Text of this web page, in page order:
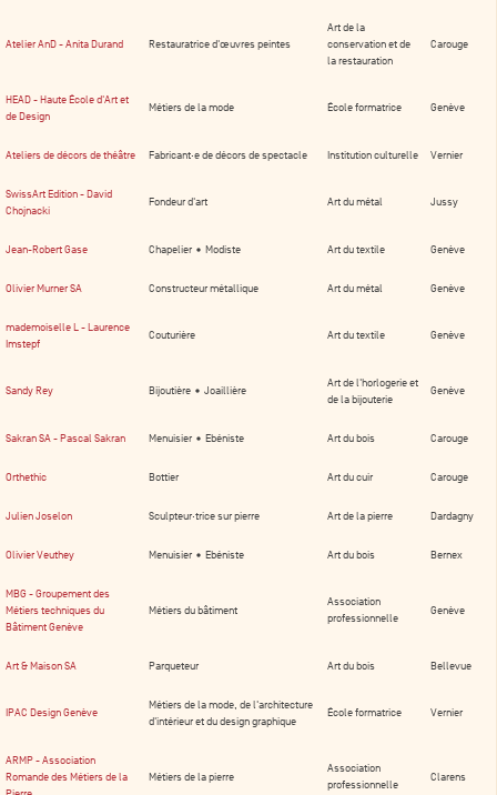
Atelier AnD - Anita Durand Restauratrice d'œuvres peintes
Art de la
conservation et de
la restauration
Carouge
HEAD - Haute École d'Art et
de Design
Métiers de la mode École formatrice Genève
Ateliers de décors de théâtre Fabricant·e de décors de spectacle Institution culturelle Vernier
SwissArt Edition - David
Chojnacki
Fondeur d'art Art du métal Jussy
Jean-Robert Gase Chapelier • Modiste Art du textile Genève
Olivier Murner SA Constructeur métallique Art du métal Genève
mademoiselle L - Laurence
Imstepf
Couturière Art du textile Genève
Sandy Rey Bijoutière • Joaillière
Art de l'horlogerie et
de la bijouterie
Genève
Sakran SA - Pascal Sakran Menuisier • Ebéniste Art du bois Carouge
Orthethic Bottier Art du cuir Carouge
Julien Joselon Sculpteur·trice sur pierre Art de la pierre Dardagny
Olivier Veuthey Menuisier • Ebéniste Art du bois Bernex
MBG - Groupement des
Métiers techniques du
Bâtiment Genève
Métiers du bâtiment
Association
professionnelle
Genève
Art & Maison SA Parqueteur Art du bois Bellevue
IPAC Design Genève
Métiers de la mode, de l'architecture
d'intérieur et du design graphique
École formatrice Vernier
ARMP - Association
Romande des Métiers de la
Métiers de la pierre
Association
professionnelle
Clarens